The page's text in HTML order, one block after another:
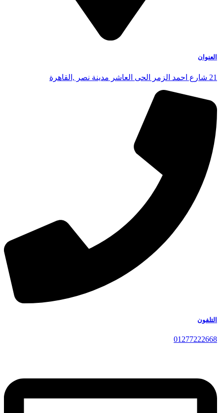
العنوان
21 شارع احمد الزمر الحى العاشر مدينة نصر ,القاهرة
التلفون
01277222668